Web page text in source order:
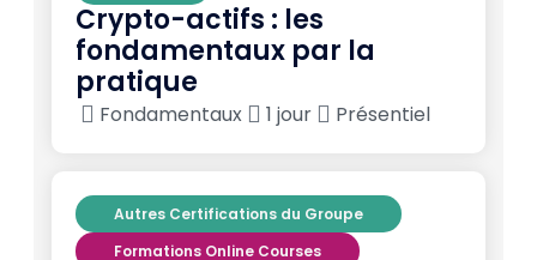
Crypto-actifs : les
fondamentaux par la
pratique
Fondamentaux 1 jour Présentiel
Autres Certifications du Groupe
Formations Online Courses